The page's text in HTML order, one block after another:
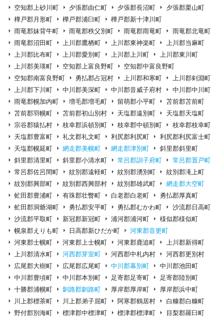
空知郡上砂川町
夕張郡由仁町 夕張郡長沼町
夕張郡栗山町
樺戸郡月形町
樺戸郡浦臼町
樺戸郡新十津川町
雨竜郡妹背牛町
雨竜郡秩父別町 雨竜郡雨竜町
雨竜郡北竜町
雨竜郡沼田町
上川郡鷹栖町 上川郡東神楽町
上川郡当麻町
上川郡比布町
上川郡愛別町 上川郡上川町
上川郡東川町
上川郡美瑛町
空知郡上富良野町
空知郡中富良野町
空知郡南富良野町
勇払郡占冠村 上川郡和寒町
上川郡剣淵町
上川郡下川町
中川郡美深町 中川郡音威子府村
中川郡中川町
雨竜郡幌加内町
増毛郡増毛町 留萌郡小平町
苫前郡苫前町
苫前郡羽幌町
苫前郡初山別村 天塩郡遠別町
天塩郡天塩町
宗谷郡猿払村
枝幸郡浜頓別町 枝幸郡中頓別町
枝幸郡枝幸町
天塩郡豊富町
礼文郡礼文町 利尻郡利尻町
利尻郡利尻富士町
天塩郡幌延町
網走郡美幌町 網走郡津別町
斜里郡斜里町
斜里郡清里町
斜里郡小清水町 常呂郡訓子府町
常呂郡置戸町
常呂郡佐呂間町
紋別郡遠軽町 紋別郡湧別町
紋別郡滝上町
紋別郡興部町
紋別郡西興部村 紋別郡雄武町
網走郡大空町
虻田郡豊浦町
有珠郡壮瞥町 白老郡白老町
勇払郡厚真町
虻田郡洞爺湖町
勇払郡安平町 勇払郡むかわ町
沙流郡日高町
沙流郡平取町
新冠郡新冠町 浦河郡浦河町
様似郡様似町
幌泉郡えりも町
日高郡新ひだか町
河東郡音更町
河東郡士幌町
河東郡上士幌町 河東郡鹿追町
上川郡新得町
上川郡清水町
河西郡芽室町 河西郡中札内村
河西郡更別村
広尾郡大樹町
広尾郡広尾町 中川郡幕別町
中川郡池田町
中川郡豊頃町
中川郡本別町 足寄郡足寄町
足寄郡陸別町
十勝郡浦幌町
釧路郡釧路町 厚岸郡厚岸町
厚岸郡浜中町
川上郡標茶町
川上郡弟子屈町 阿寒郡鶴居村
白糠郡白糠町
野付郡別海町
標津郡中標津町 標津郡標津町 目梨郡羅臼町